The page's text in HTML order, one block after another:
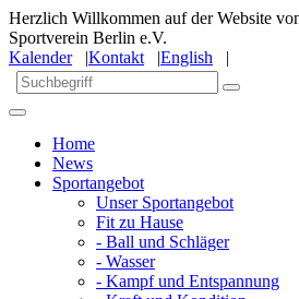
Herzlich Willkommen auf der Website
Sportverein Berlin e.V.
Kalender|Kontakt |English |
Home
News
Sportangebot
Unser Sportangebot
Fit zu Hause
- Ball und Schläger
- Wasser
- Kampf und Entspannung